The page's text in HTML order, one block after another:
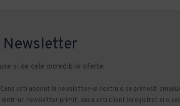
Newsletter
si de cele incredibile oferte
esti abonat la newsletter-ul nostru o sa primesti
un newsletter primit, daca esti client inregistrat ai o